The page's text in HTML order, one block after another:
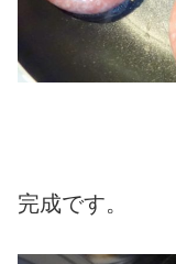
完成です。